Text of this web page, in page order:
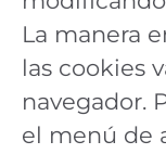
La manera
las cookies
navegador.
el menú de